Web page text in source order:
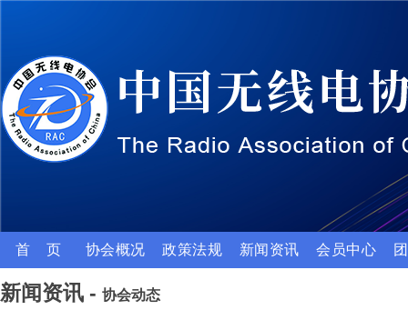
首 页 协会概况 政策法规 新闻资讯 会员中心
新闻资讯 - 协会动态